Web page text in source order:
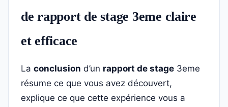
de rapport de stage 3eme claire
et efficace
La conclusion d’un rapport de stage 3eme
résume ce que vous avez découvert,
explique ce que cette expérience vous a